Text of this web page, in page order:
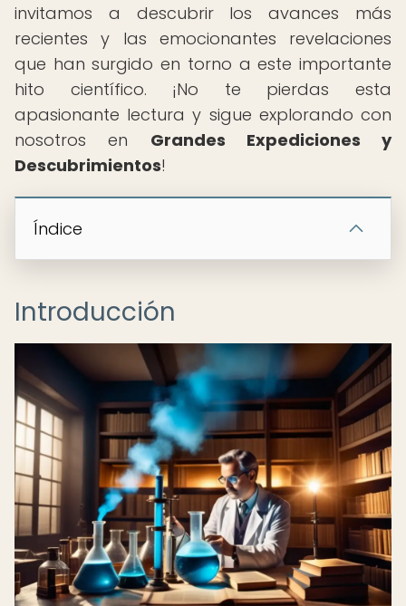
invitamos a descubrir los avances más
recientes y las emocionantes revelaciones
que han surgido en torno a este importante
hito científico. ¡No te pierdas esta
apasionante lectura y sigue explorando con
nosotros en Grandes Expediciones y
Descubrimientos!
Índice
Introducción